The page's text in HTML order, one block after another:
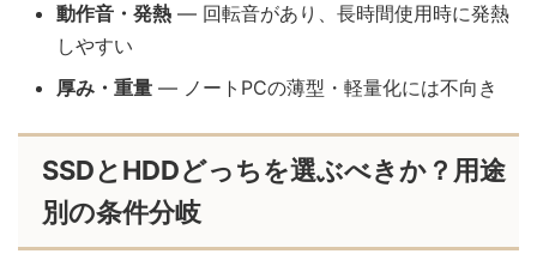
動作音・発熱 — 回転音があり、長時間使用時に発熱
しやすい
厚み・重量 — ノートPCの薄型・軽量化には不向き
SSDとHDDどっちを選ぶべきか？用途
別の条件分岐